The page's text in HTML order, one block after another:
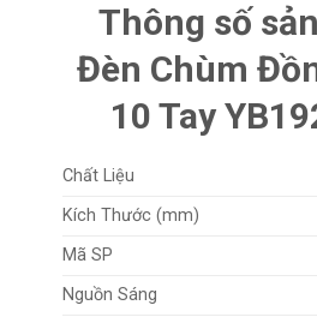
Thông số
Đèn Chùm
10 Tay
Chất Liệu
Kích Thước (mm)
Mã SP
Nguồn Sáng